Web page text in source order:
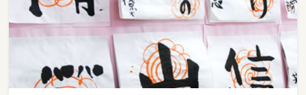
・1ヶ月単位の変形労働時間制を採用していま
す。詳細は面接の際にお問い合わせください。
・下記の一日の業務例はあくまで目安であり、業
務量によって多少前後します。